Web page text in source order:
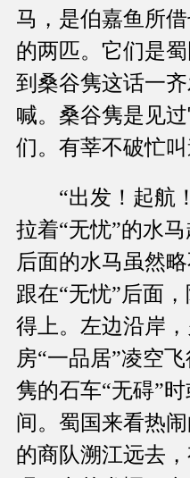
马，是伯嘉鱼所
的两匹。它们是
到桑谷隽这话一
喊。桑谷隽是见
们。有莘不破忙
“出发！起航！
拉着“无忧”的水
后面的水马虽然
跟在“无忧”后面
得上。左边沿岸
房“一品居”凌空
隽的石车“无碍”
间。蜀国来看热
的商队溯江远去